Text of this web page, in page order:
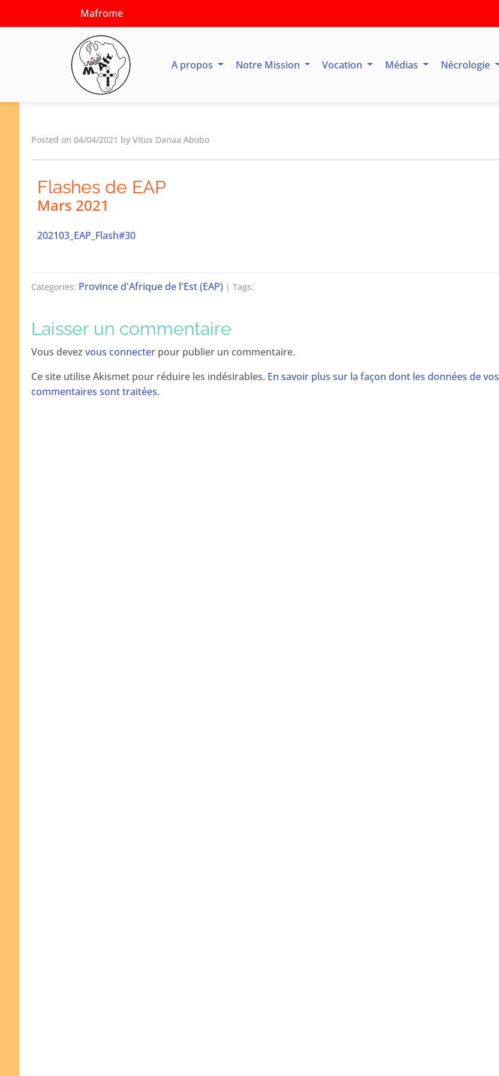
Mafrome
A propos Notre Mission Vocation Médias Nécrologie
Posted on 04/04/2021 by Vitus Danaa Abobo
Flashes de EAP
Mars 2021
202103_EAP_Flash#30
Categories: Province d'Afrique de l'Est (EAP) | Tags:
Laisser un commentaire
Vous devez vous connecter pour publier un commentaire.
Ce site utilise Akismet pour réduire les indésirables. En savoir plus sur la façon dont les données de vos
commentaires sont traitées.